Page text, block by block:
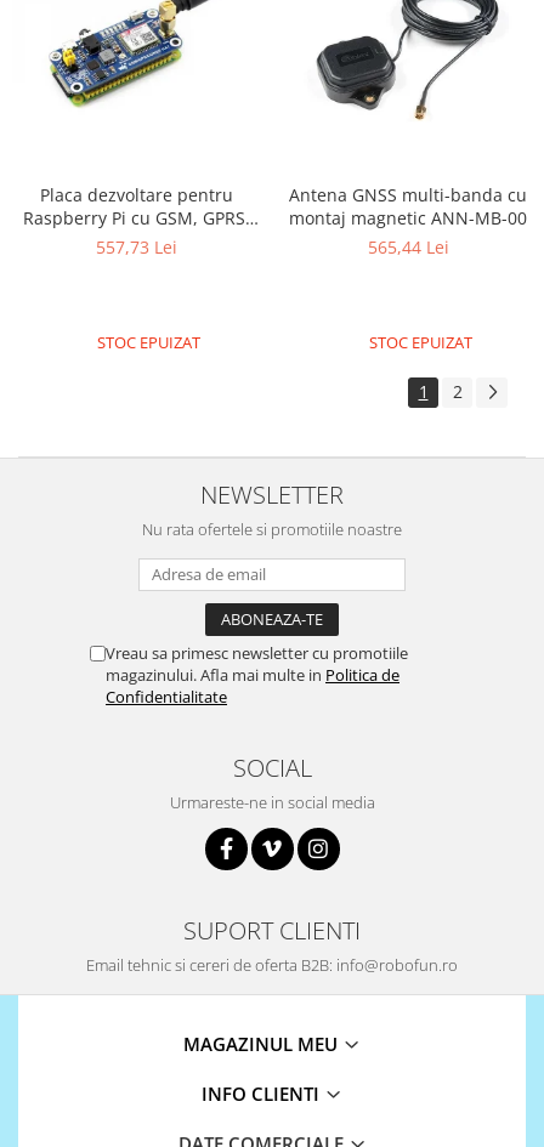
Placa dezvoltare pentru
Raspberry Pi cu GSM, GPRS,
GPS, Bluetooth
557,73 Lei
STOC EPUIZAT
Antena GNSS multi-banda cu
montaj magnetic ANN-MB-00
565,44 Lei
STOC EPUIZAT
1 2
NEWSLETTER
Nu rata ofertele si promotiile noastre
Vreau sa primesc newsletter cu promotiile
magazinului. Afla mai multe in Politica de
Confidentialitate
SOCIAL
Urmareste-ne in social media
SUPORT CLIENTI
Email tehnic si cereri de oferta B2B: info@robofun.ro
MAGAZINUL MEU
INFO CLIENTI